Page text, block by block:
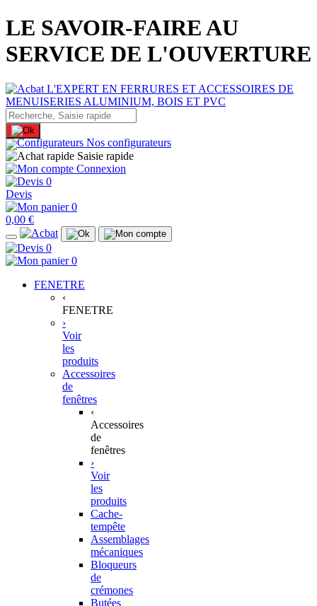
LE SAVOIR-FAIRE AU
SERVICE DE L'OUVERTURE
Nos configurateurs
Saisie rapide
Connexion
0
Devis
0
0,00 €
0
0
FENETRE
‹
FENETRE
›
Voir
les
produits
Accessoires
de
fenêtres
‹
Accessoires
de
fenêtres
›
Voir
les
produits
Cache-
tempête
Assemblages
mécaniques
Bloqueurs
de
crémones
Butées